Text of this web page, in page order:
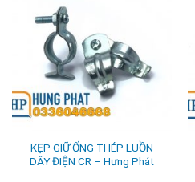
KẸP GIỮ ỐNG THÉP LUỒN
DÂY ĐIỆN CR – Hưng Phát